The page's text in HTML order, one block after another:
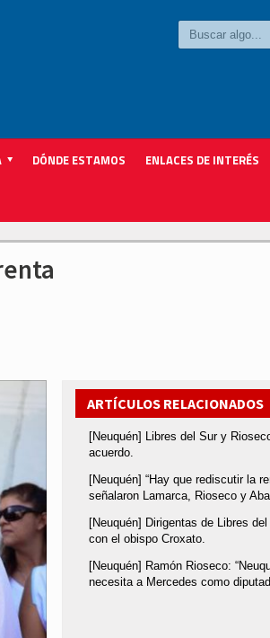
DÓNDE ESTAMOS ENLACES DE INTERÉS
ARTÍCULOS RELACIONADOS
[Neuquén] Libres del Sur y
acuerdo.
[Neuquén] “Hay que rediscutir la
señalaron Lamarca, Rioseco y
[Neuquén] Dirigentas de Libres
con el obispo Croxato.
[Neuquén] Ramón Rioseco:
necesita a Mercedes como